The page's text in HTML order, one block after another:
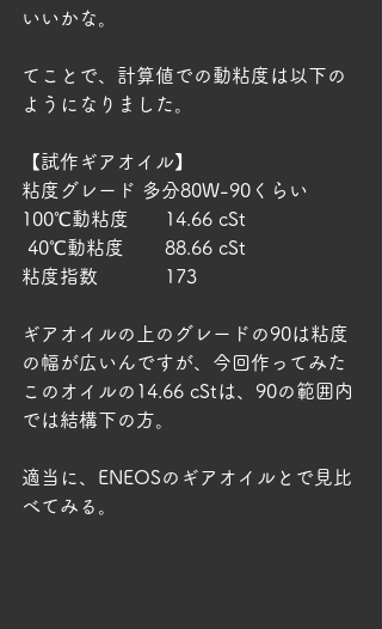
いいかな。
てことで、計算値での動粘度は以下の
ようになりました。
【試作ギアオイル】
粘度グレード 多分80W-90くらい
100℃動粘度	14.66 cSt
40℃動粘度	88.66 cSt
粘度指数		173
ギアオイルの上のグレードの90は粘度
の幅が広いんですが、今回作ってみた
このオイルの14.66 cStは、90の範囲内
では結構下の方。
適当に、ENEOSのギアオイルとで見比
べてみる。